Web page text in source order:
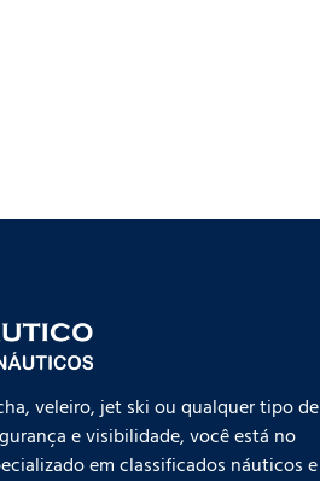
veleiro, jet ski ou qualquer tipo de
e visibilidade, você está no
em classificados náuticos e